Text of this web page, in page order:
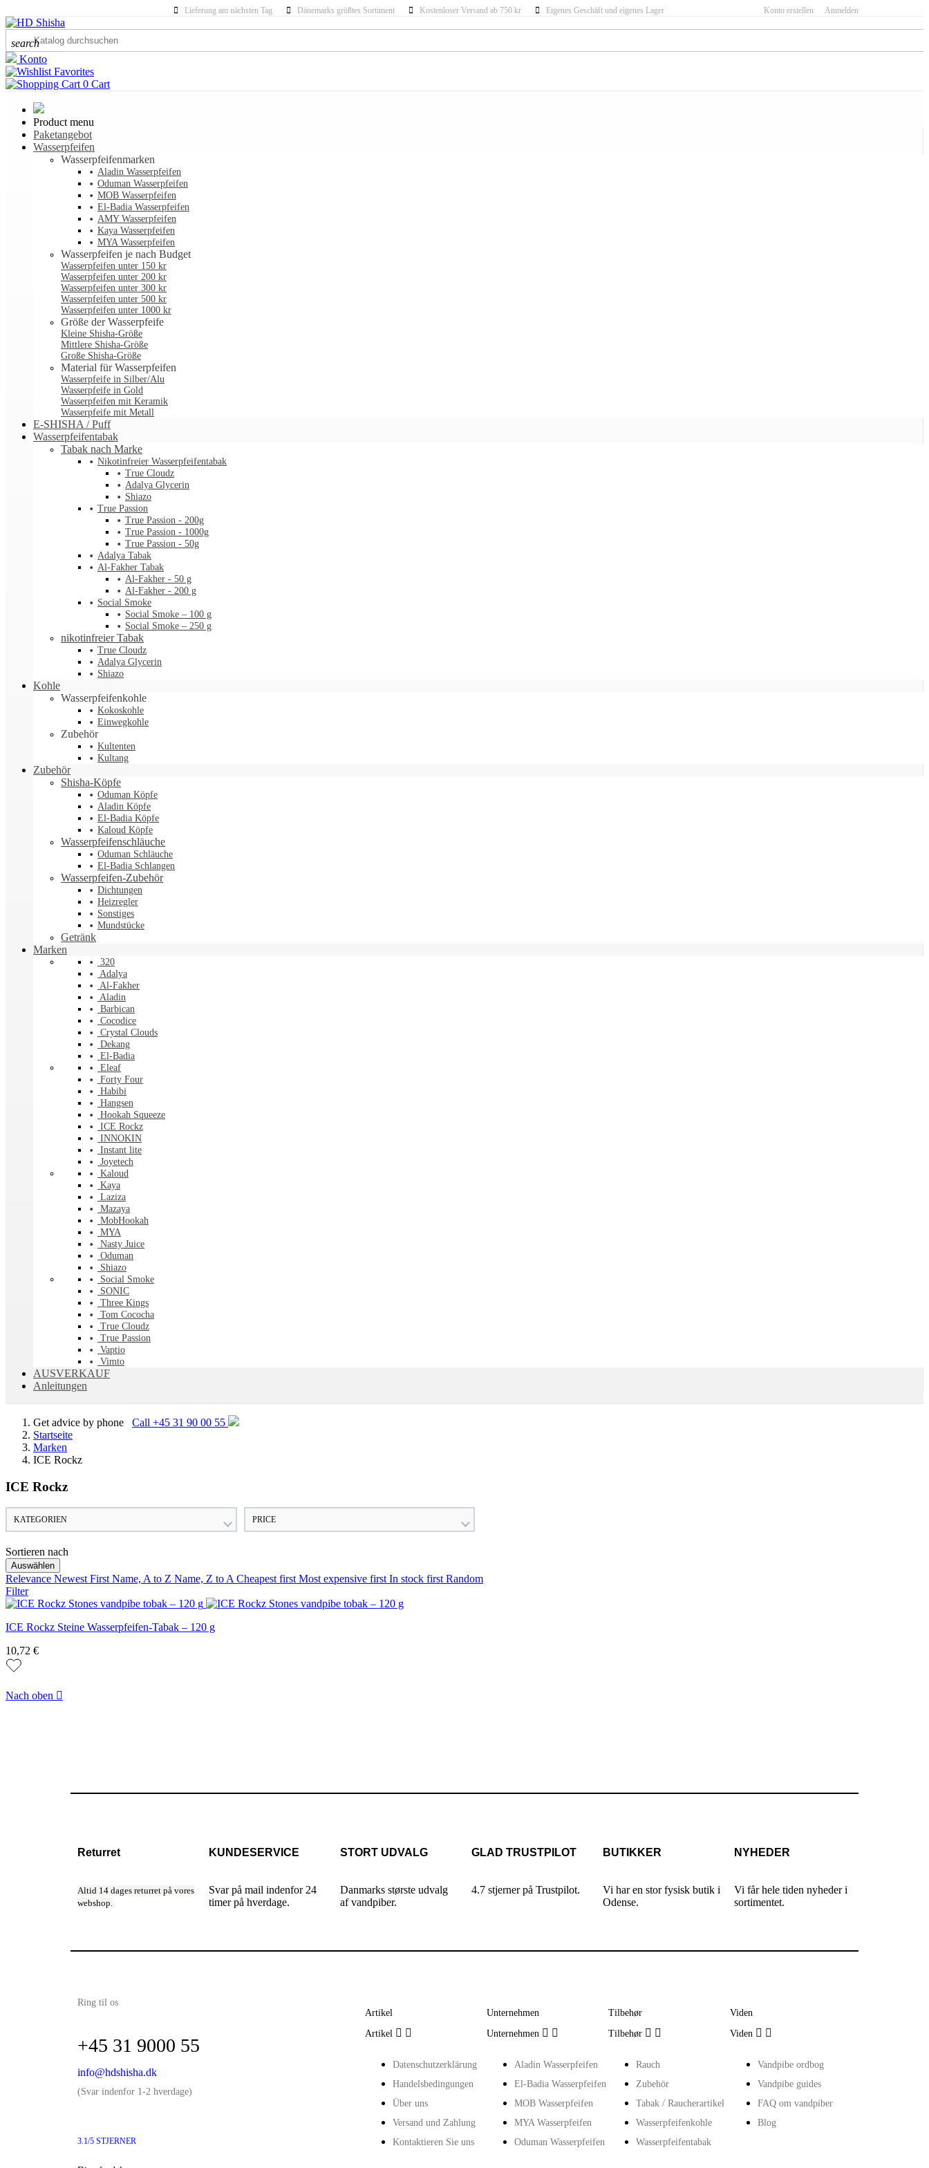
Lieferung am nächsten Tag Dänemarks größtes Sortiment Kostenloser Versand ab 750 kr Eigenes Geschäft und eigenes Lager Konto erstellen Anmelden
search
Konto
Favorites
0 Cart
Product menu
Paketangebot
Wasserpfeifen
Wasserpfeifenmarken
Aladin Wasserpfeifen
Oduman Wasserpfeifen
MOB Wasserpfeifen
El-Badia Wasserpfeifen
AMY Wasserpfeifen
Kaya Wasserpfeifen
MYA Wasserpfeifen
Wasserpfeifen je nach Budget
Wasserpfeifen unter 150 kr
Wasserpfeifen unter 200 kr
Wasserpfeifen unter 300 kr
Wasserpfeifen unter 500 kr
Wasserpfeifen unter 1000 kr
Größe der Wasserpfeife
Kleine Shisha-Größe
Mittlere Shisha-Größe
Große Shisha-Größe
Material für Wasserpfeifen
Wasserpfeife in Silber/Alu
Wasserpfeife in Gold
Wasserpfeifen mit Keramik
Wasserpfeife mit Metall
E-SHISHA / Puff
Wasserpfeifentabak
Tabak nach Marke
Nikotinfreier Wasserpfeifentabak
True Cloudz
Adalya Glycerin
Shiazo
True Passion
True Passion - 200g
True Passion - 1000g
True Passion - 50g
Adalya Tabak
Al-Fakher Tabak
Al-Fakher - 50 g
Al-Fakher - 200 g
Social Smoke
Social Smoke – 100 g
Social Smoke – 250 g
nikotinfreier Tabak
True Cloudz
Adalya Glycerin
Shiazo
Kohle
Wasserpfeifenkohle
Kokoskohle
Einwegkohle
Zubehör
Kultenten
Kultang
Zubehör
Shisha-Köpfe
Oduman Köpfe
Aladin Köpfe
El-Badia Köpfe
Kaloud Köpfe
Wasserpfeifenschläuche
Oduman Schläuche
El-Badia Schlangen
Wasserpfeifen-Zubehör
Dichtungen
Heizregler
Sonstiges
Mundstücke
Getränk
Marken
320
Adalya
Al-Fakher
Aladin
Barbican
Cocodice
Crystal Clouds
Dekang
El-Badia
Eleaf
Forty Four
Habibi
Hangsen
Hookah Squeeze
ICE Rockz
INNOKIN
Instant lite
Joyetech
Kaloud
Kaya
Laziza
Mazaya
MobHookah
MYA
Nasty Juice
Oduman
Shiazo
Social Smoke
SONIC
Three Kings
Tom Cococha
True Cloudz
True Passion
Vaptio
Vimto
AUSVERKAUF
Anleitungen
Get advice by phone
Call +45 31 90 00 55
Startseite
Marken
ICE Rockz
ICE Rockz
KATEGORIEN PRICE
Sortieren nach
Auswählen
Relevance Newest FirstName, A to Z Name, Z to ACheapest firstMost expensive firstIn stock firstRandom
Filter
ICE Rockz Steine Wasserpfeifen-Tabak – 120 g
10,72 €
Nach oben 
Returret
Altid 14 dages returret på vores
webshop.
KUNDESERVICE
Svar på mail indenfor 24
timer på hverdage.
STORT UDVALG
Danmarks største udvalg
af vandpiber.
GLAD TRUSTPILOT
4.7 stjerner på Trustpilot.
BUTIKKER
Vi har en stor fysisk butik i
Odense.
NYHEDER
Vi får hele tiden nyheder i
sortimentet.
Ring til os
+45 31 9000 55
info@hdshisha.dk
(Svar indenfor 1-2 hverdage)
3.1/5 STJERNER
Artikel
Artikel  
Datenschutzerklärung
Handelsbedingungen
Über uns
Versand und Zahlung
Kontaktieren Sie uns
Unternehmen
Unternehmen  
Aladin Wasserpfeifen
El-Badia Wasserpfeifen
MOB Wasserpfeifen
MYA Wasserpfeifen
Oduman Wasserpfeifen
Tilbehør
Tilbehør  
Rauch
Zubehör
Tabak / Raucherartikel
Wasserpfeifenkohle
Wasserpfeifentabak
Viden
Viden  
Vandpibe ordbog
Vandpibe guides
FAQ om vandpiber
Blog